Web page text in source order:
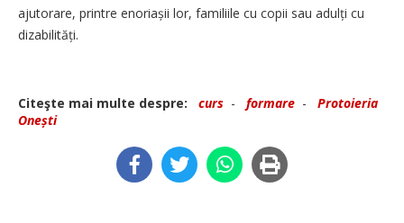
ajutorare, printre enoriașii lor, familiile cu copii sau adulți cu
dizabilități.
Citeşte mai multe despre: curs - formare - Protoieria
Onești